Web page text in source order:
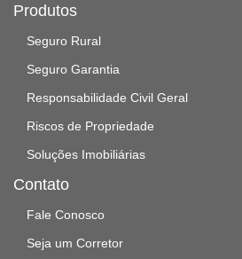
Produtos
Seguro Rural
Seguro Garantia
Responsabilidade Civil Geral
Riscos de Propriedade
Soluções Imobiliárias
Contato
Fale Conosco
Seja um Corretor